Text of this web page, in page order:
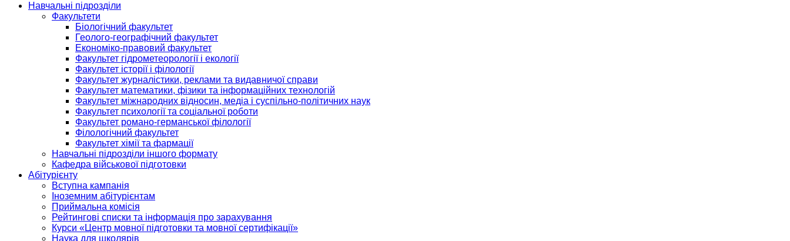
Навчальні підрозділи
Факультети
Біологічний факультет
Геолого-географічний факультет
Економіко-правовий факультет
Факультет гідрометеорології і екології
Факультет історії і філології
Факультет журналістики, реклами та видавничої справи
Факультет математики, фізики та інформаційних технологій
Факультет міжнародних відносин, медіа і суспільно-політичних наук
Факультет психології та соціальної роботи
Факультет романо-германської філології
Філологічний факультет
Факультет хімії та фармації
Навчальні підрозділи іншого формату
Кафедра військової підготовки
Абітурієнту
Вступна кампанія
Іноземним абітурієнтам
Приймальна комісія
Рейтингові списки та інформація про зарахування
Курси «Центр мовної підготовки та мовної сертифікації»
Наука для школярів